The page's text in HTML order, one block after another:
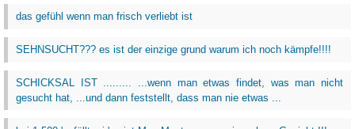
das gefühl wenn man frisch verliebt ist
SEHNSUCHT??? es ist der einzige grund warum ich noch kämpfe!!!!
SCHICKSAL IST ......... ...wenn man etwas findet, was man nicht
gesucht hat, ...und dann feststellt, dass man nie etwas ...